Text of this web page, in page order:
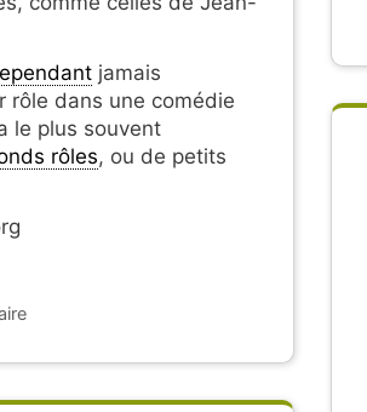
jamais
rôle dans une comédie
le plus souvent
rôles, ou de petits